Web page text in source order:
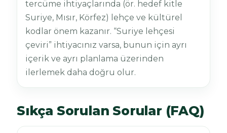
tercüme ihtiyaçlarında (ör. hedef kitle
Suriye, Mısır, Körfez) lehçe ve kültürel
kodlar önem kazanır. “Suriye lehçesi
çeviri” ihtiyacınız varsa, bunun için ayrı
içerik ve ayrı planlama üzerinden
ilerlemek daha doğru olur.
Sıkça Sorulan Sorular (FAQ)